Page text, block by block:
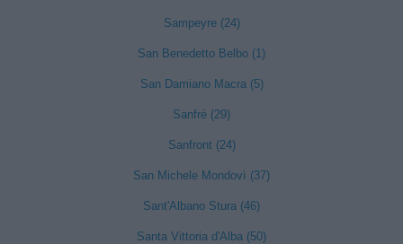
Sampeyre (24)
San Benedetto Belbo (1)
San Damiano Macra (5)
Sanfrè (29)
Sanfront (24)
San Michele Mondovì (37)
Sant'Albano Stura (46)
Santa Vittoria d'Alba (50)